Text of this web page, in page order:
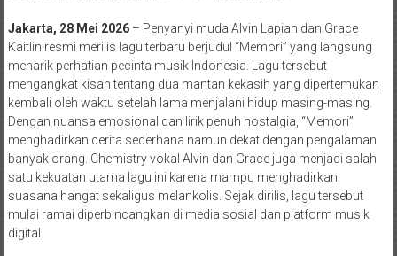
Jakarta, 28 Mei 2026– Penyanyi muda Alvin Lapian dan Grace
Kaitlin resmi merilis lagu terbaru berjudul “Memori” yang langsung
menarik perhatian pecinta musik Indonesia. Lagu tersebut
mengangkat kisah tentang dua mantan kekasih yang dipertemukan
kembali oleh waktu setelah lama menjalani hidup masing-masing.
Dengan nuansa emosional dan lirik penuh nostalgia, “Memori”
menghadirkan cerita sederhana namun dekat dengan pengalaman
banyak orang. Chemistry vokal Alvin dan Grace juga menjadi salah
satu kekuatan utama lagu ini karena mampu menghadirkan
suasana hangat sekaligus melankolis. Sejak dirilis, lagu tersebut
mulai ramai diperbincangkan di media sosial dan platform musik
digital.